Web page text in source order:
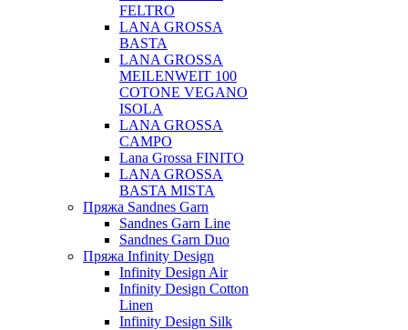
FELTRO
LANA GROSSA
BASTA
LANA GROSSA
MEILENWEIT 100
COTONE VEGANO
ISOLA
LANA GROSSA
CAMPO
Lana Grossa FINITO
LANA GROSSA
BASTA MISTA
Пряжа Sandnes Garn
Sandnes Garn Line
Sandnes Garn Duo
Пряжа Infinity Design
Infinity Design Air
Infinity Design Cotton
Linen
Infinity Design Silk